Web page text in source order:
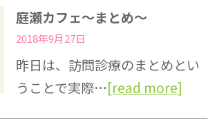
庭瀬カフェ～まとめ～
2018年9月27日
昨日は、訪問診療のまとめとい
うことで実際…[read more]